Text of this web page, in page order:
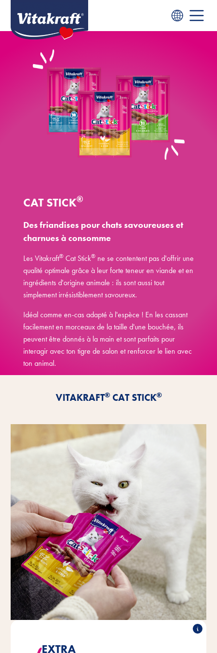
CAT STICK®
Des friandises pour chats savoureuses et
charnues à consomme
Les Vitakraft® Cat Stick® ne se contentent pas d'offrir une
qualité optimale grâce à leur forte teneur en viande et en
ingrédients d'origine animale : ils sont aussi tout
simplement irrésistiblement savoureux.
Idéal comme en-cas adapté à l'espèce ! En les cassant
facilement en morceaux de la taille d'une bouchée, ils
peuvent être donnés à la main et sont parfaits pour
interagir avec ton tigre de salon et renforcer le lien avec
ton animal.
VITAKRAFT®CAT STICK®
EXTRA